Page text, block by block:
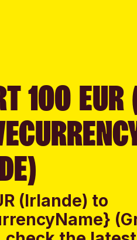
100 EUR
(Irlande) to